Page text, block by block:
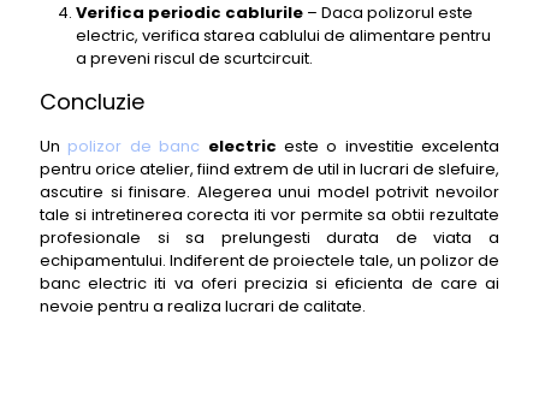
Verifica periodic cablurile – Daca polizorul este
electric, verifica starea cablului de alimentare pentru
a preveni riscul de scurtcircuit.
Concluzie
Un polizor de banc electric este o investitie excelenta
pentru orice atelier, fiind extrem de util in lucrari de slefuire,
ascutire si finisare. Alegerea unui model potrivit nevoilor
tale si intretinerea corecta iti vor permite sa obtii rezultate
profesionale si sa prelungesti durata de viata a
echipamentului. Indiferent de proiectele tale, un polizor de
banc electric iti va oferi precizia si eficienta de care ai
nevoie pentru a realiza lucrari de calitate.